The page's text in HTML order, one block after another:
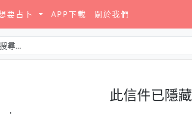
要占卜 APP下載 關於我們
此信件已隱藏
·